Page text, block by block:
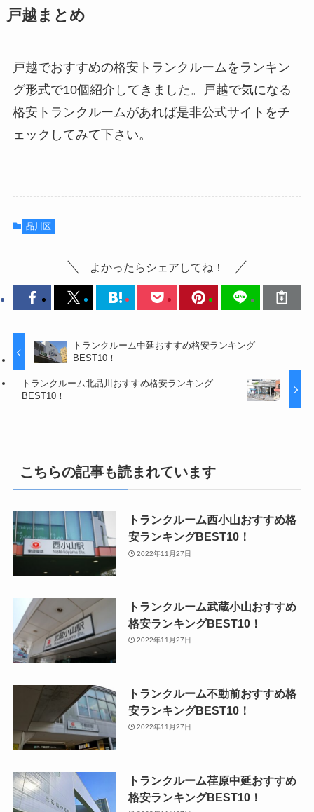
戸越まとめ
戸越でおすすめの格安トランクルームをランキン
グ形式で10個紹介してきました。戸越で気になる
格安トランクルームがあれば是非公式サイトをチ
ェックしてみて下さい。
品川区
よかったらシェアしてね！
トランクルーム中延おすすめ格安ランキング
BEST10！
トランクルーム北品川おすすめ格安ランキング
BEST10！
こちらの記事も読まれています
トランクルーム西小山おすすめ格
安ランキングBEST10！
2022年11月27日
トランクルーム武蔵小山おすすめ
格安ランキングBEST10！
2022年11月27日
トランクルーム不動前おすすめ格
安ランキングBEST10！
2022年11月27日
トランクルーム荏原中延おすすめ
格安ランキングBEST10！